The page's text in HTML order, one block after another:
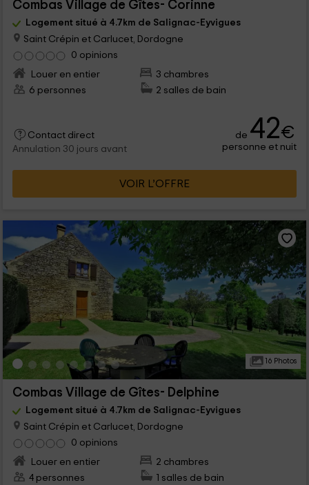
Combas Village de Gîtes- Corinne
Logement situé à 4.7km de Salignac-Eyvigues
Saint Crépin et Carlucet, Dordogne
0 opinions
Louer en entier
3 chambres
6 personnes
2 salles de bain
Contact direct
Annulation 30 jours avant
de 42€
personne et nuit
VOIR L’OFFRE
16 Photos
Combas Village de Gîtes- Delphine
Logement situé à 4.7km de Salignac-Eyvigues
Saint Crépin et Carlucet, Dordogne
0 opinions
Louer en entier
2 chambres
4 personnes
1 salles de bain